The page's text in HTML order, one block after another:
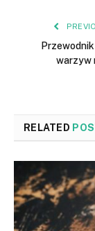
warzyw
RELATED